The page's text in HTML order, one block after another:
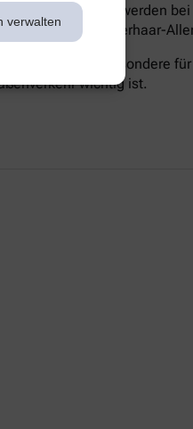
verwalten
auch die Beschwerden
sowie Tierhaar-
müde, was insbesondere
wichtig ist.